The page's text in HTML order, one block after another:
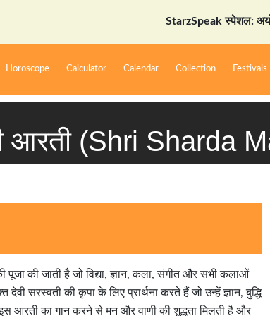
StarzSpeak स्पेशल: अयोध्या
Horoscope Calculator Calendar Collection Festivals
आरती (Shri Sharda
पूजा की जाती है जो विद्या, ज्ञान, कला, संगीत और सभी कलाओं
देवी सरस्वती की कृपा के लिए प्रार्थना करते हैं जो उन्हें ज्ञान, बुद्धि
आरती का गान करने से मन और वाणी की शुद्धता मिलती है और